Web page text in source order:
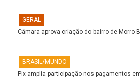
GERAL
Câmara aprova criação do bairro de Morro
BRASIL/MUNDO
Pix amplia participação nos pagamentos